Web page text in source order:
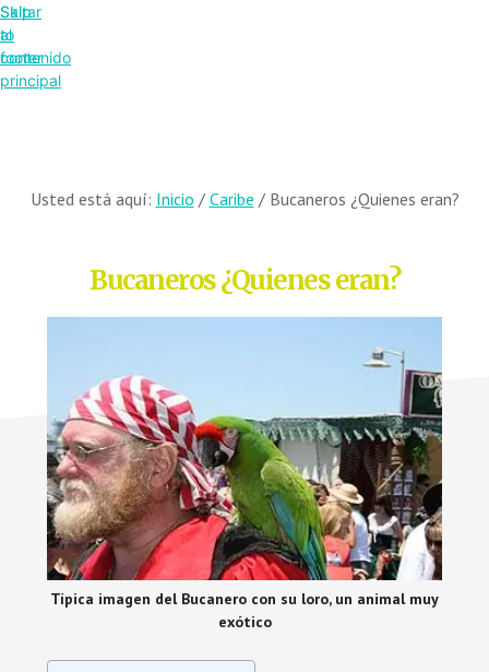
Saltar
al
contenido
principal
Skip
to
footer
Usted está aquí: Inicio / Caribe /Bucaneros ¿Quienes eran?
Bucaneros ¿Quienes eran?
Típica imagen del Bucanero con su loro, un animal muy
exótico